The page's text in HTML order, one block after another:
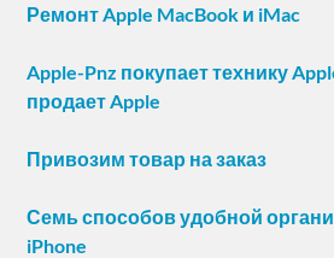
Ремонт Apple MacBook и iMac
Apple-Pnz покупает технику
продает Apple
Привозим товар на заказ
Семь способов удобной
iPhone